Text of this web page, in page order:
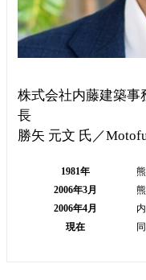
株式会社内藤建築
長
勝矢 元文 氏／
1981年
2006年3月
2006年4月
現在